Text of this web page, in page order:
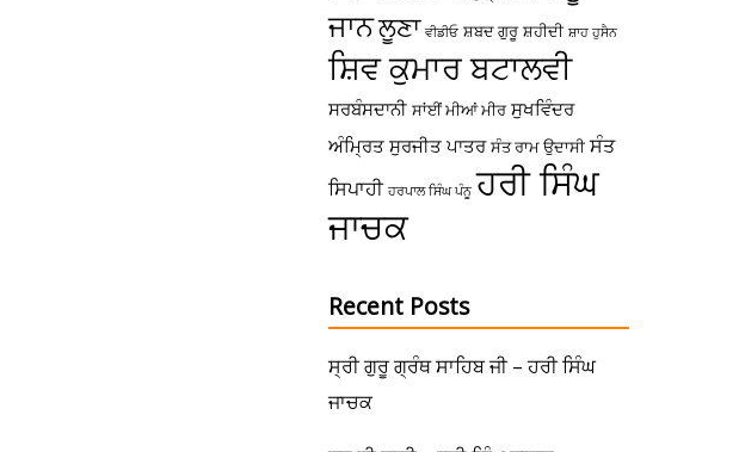
ਜਾਨਲੂਣਾ ਵੀਡੀਓ ਸ਼ਬਦ ਗੁਰੂ ਸ਼ਹੀਦੀ ਸ਼ਾਹ ਹੁਸੈਨ
ਸ਼ਿਵ ਕੁਮਾਰ ਬਟਾਲਵੀ
ਸਰਬੰਸਦਾਨੀ ਸਾਂਈਂ ਮੀਆਂ ਮੀਰ ਸੁਖਵਿੰਦਰ
ਅੰਮ੍ਰਿਤ ਸੁਰਜੀਤ ਪਾਤਰ ਸੰਤ ਰਾਮ ਉਦਾਸੀ ਸੰਤ
ਸਿਪਾਹੀ ਹਰਪਾਲ ਸਿੰਘ ਪੰਨੂ ਹਰੀ ਸਿੰਘ
ਜਾਚਕ
Recent Posts
ਸ੍ਰੀ ਗੁਰੂ ਗ੍ਰੰਥ ਸਾਹਿਬ ਜੀ – ਹਰੀ ਸਿੰਘ
ਜਾਚਕ